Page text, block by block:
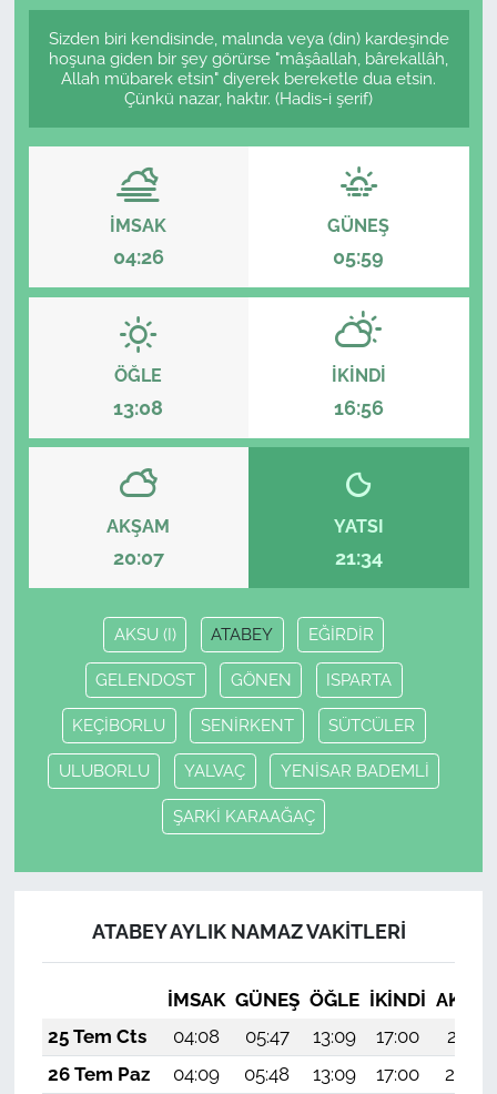
Sizden biri kendisinde, malında veya (din) kardeşinde
hoşuna giden bir şey görürse "mâşâallah, bârekallâh,
Allah mübarek etsin" diyerek bereketle dua etsin.
Çünkü nazar, haktır. (Hadis-i şerif)
İMSAK
04:26
GÜNEŞ
05:59
ÖĞLE
13:08
İKINDI
16:56
AKŞAM
20:07
YATSI
21:34
AKSU (I) ATABEY EĞİRDİR
GELENDOST GÖNEN ISPARTA
KEÇİBORLU SENİRKENT SÜTCÜLER
ULUBORLU YALVAÇ YENİSAR BADEMLİ
ŞARKİ KARAAĞAÇ
ATABEY AYLIK NAMAZ VAKITLERI
İMSAK GÜNEŞ ÖĞLE İKINDI
25 Tem Cts
04:08 05:47 13:09 17:00
20:21
26 Tem Paz
04:09 05:48 13:09 17:00
20:20